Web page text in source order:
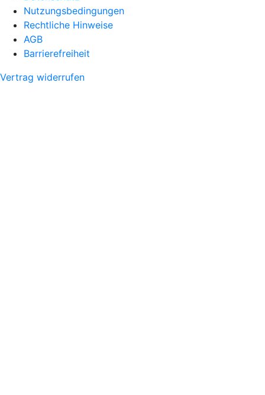
Nutzungsbedingungen
Rechtliche Hinweise
AGB
Barrierefreiheit
Vertrag widerrufen